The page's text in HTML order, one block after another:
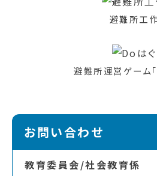
避難所工
避難所運営ゲーム
お問い合わせ
教育委員会/社会教育係